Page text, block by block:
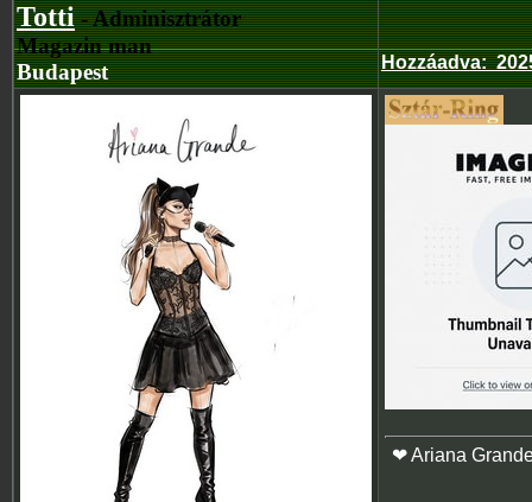
Totti- Adminisztrátor
Magazin man
Budapest
Hozzáadva:
❤ Ariana